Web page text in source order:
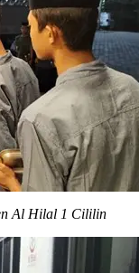
Al Hilal 1 Cililin